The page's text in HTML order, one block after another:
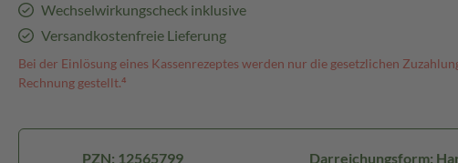
Wechselwirkungscheck inklusive
Versandkostenfreie Lieferung
Bei der Einlösung eines Kassenrezeptes werden nur die gesetzlichen
Rechnung gestellt.⁴
PZN: 12565799 Darreichungsform: